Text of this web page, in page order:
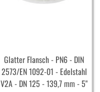
Glatter Flansch - PN6 - DIN
2573/EN 1092-01 - Edelstahl
V2A - DN 125 - 139,7 mm - 5"